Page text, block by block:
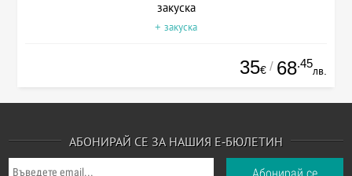
закуска
+ закуска
35€ / 68.45
лв.
АБОНИРАЙ СЕ ЗА НАШИЯ Е-БЮЛЕТИН